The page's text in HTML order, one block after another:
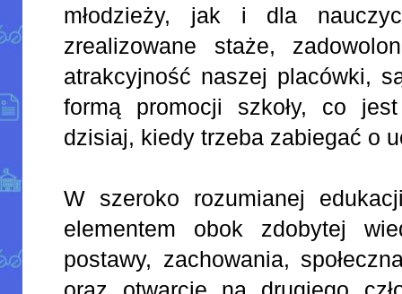
młodzieży, jak i dla
zrealizowane staże,
atrakcyjność naszej placówki,
formą promocji szkoły, co
dzisiaj, kiedy trzeba zabiegać o
W szeroko rozumianej
elementem obok zdobytej
postawy, zachowania,